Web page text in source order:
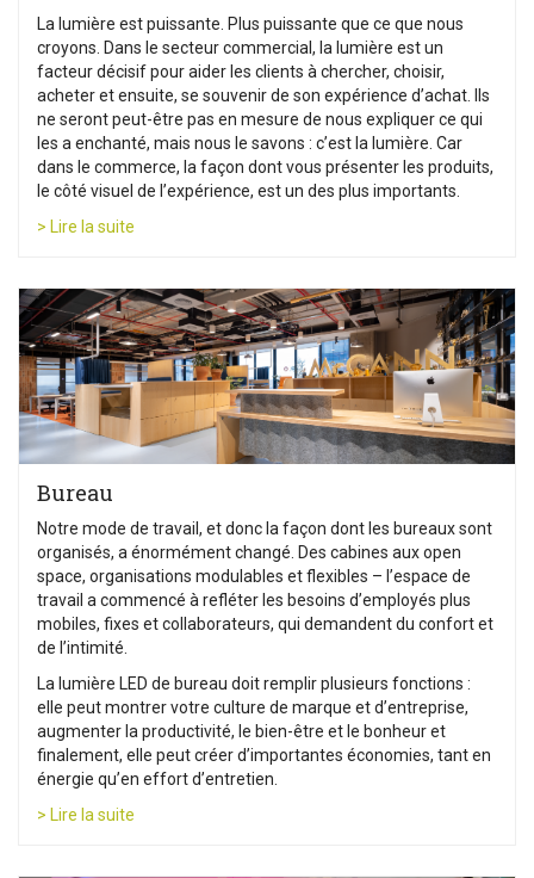
La lumière est puissante. Plus puissante que ce que nous
croyons. Dans le secteur commercial, la lumière est un
facteur décisif pour aider les clients à chercher, choisir,
acheter et ensuite, se souvenir de son expérience d’achat. Ils
ne seront peut-être pas en mesure de nous expliquer ce qui
les a enchanté, mais nous le savons : c’est la lumière. Car
dans le commerce, la façon dont vous présenter les produits,
le côté visuel de l’expérience, est un des plus importants.
> Lire la suite
Bureau
Notre mode de travail, et donc la façon dont les bureaux sont
organisés, a énormément changé. Des cabines aux open
space, organisations modulables et flexibles – l’espace de
travail a commencé à refléter les besoins d’employés plus
mobiles, fixes et collaborateurs, qui demandent du confort et
de l’intimité.
La lumière LED de bureau doit remplir plusieurs fonctions :
elle peut montrer votre culture de marque et d’entreprise,
augmenter la productivité, le bien-être et le bonheur et
finalement, elle peut créer d’importantes économies, tant en
énergie qu’en effort d’entretien.
> Lire la suite